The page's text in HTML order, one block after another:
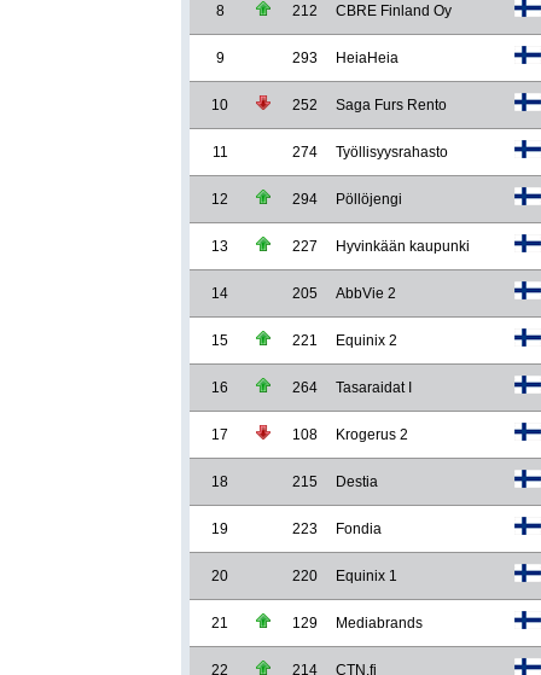
8 212 CBRE Finland Oy
9 293 HeiaHeia
10 252 Saga Furs Rento
11 274 Työllisyysrahasto
12 294 Pöllöjengi
13 227 Hyvinkään kaupunki
14 205 AbbVie 2
15 221 Equinix 2
16 264 Tasaraidat I
17 108 Krogerus 2
18 215 Destia
19 223 Fondia
20 220 Equinix 1
21 129 Mediabrands
22 214 CTN.fi